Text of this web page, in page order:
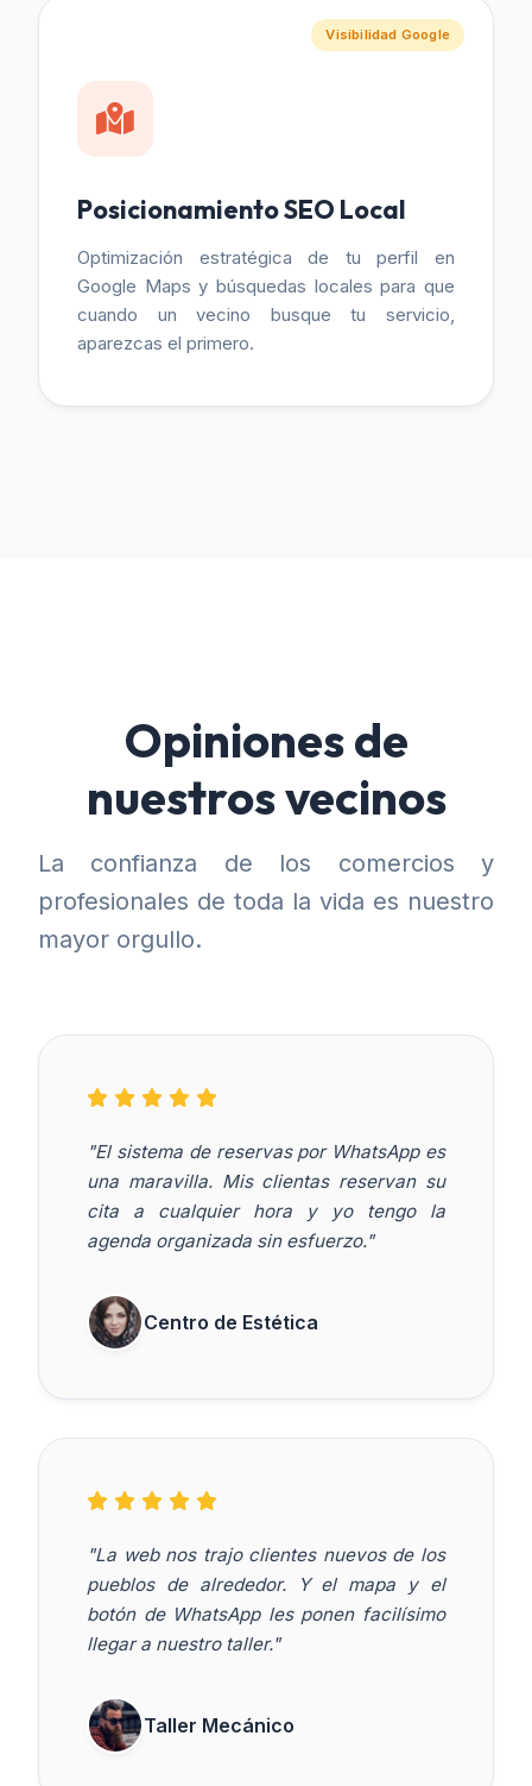
Visibilidad Google
Posicionamiento SEO Local
Optimización estratégica de tu perfil en
Google Maps y búsquedas locales para que
cuando un vecino busque tu servicio,
aparezcas el primero.
Opiniones de
nuestros vecinos
La confianza de los comercios y
profesionales de toda la vida es nuestro
mayor orgullo.
"El sistema de reservas por WhatsApp es
una maravilla. Mis clientas reservan su
cita a cualquier hora y yo tengo la
agenda organizada sin esfuerzo."
Centro de Estética
"La web nos trajo clientes nuevos de los
pueblos de alrededor. Y el mapa y el
botón de WhatsApp les ponen facilísimo
llegar a nuestro taller."
Taller Mecánico